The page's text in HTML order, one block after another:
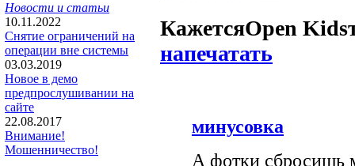
Новости и статьи
10.11.2022
Снятие ограничений на
операции вне системы
03.03.2019
Новое в демо
предпрослушивании на
сайте
22.08.2017
Внимание!
Мошенничество!
КажетсяOpen Kids
напечатать
минусовка
А фотки сбросишь